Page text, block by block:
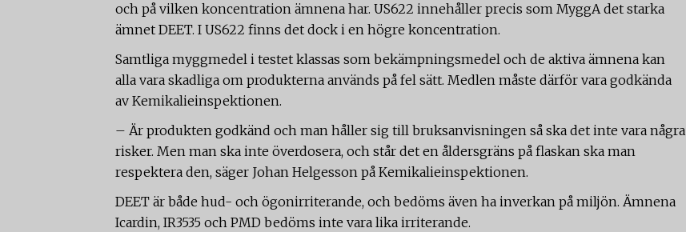
och på vilken koncentration ämnena har. US622 innehåller precis som MyggA det starka
ämnet DEET. I US622 finns det dock i en högre koncentration.
Samtliga myggmedel i testet klassas som bekämpningsmedel och de aktiva ämnena kan
alla vara skadliga om produkterna används på fel sätt. Medlen måste därför vara godkända
av Kemikalieinspektionen.
– Är produkten godkänd och man håller sig till bruksanvisningen så ska det inte vara några
risker. Men man ska inte överdosera, och står det en åldersgräns på flaskan ska man
respektera den, säger Johan Helgesson på Kemikalieinspektionen.
DEET är både hud- och ögonirriterande, och bedöms även ha inverkan på miljön. Ämnena
Icardin, IR3535 och PMD bedöms inte vara lika irriterande.